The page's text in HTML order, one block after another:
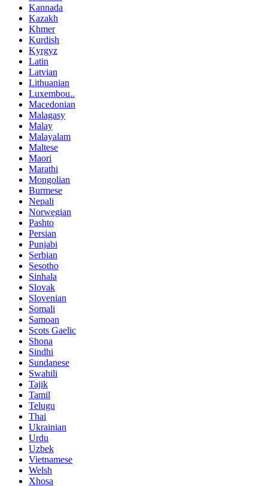
Kannada
Kazakh
Khmer
Kurdish
Kyrgyz
Latin
Latvian
Lithuanian
Luxembou..
Macedonian
Malagasy
Malay
Malayalam
Maltese
Maori
Marathi
Mongolian
Burmese
Nepali
Norwegian
Pashto
Persian
Punjabi
Serbian
Sesotho
Sinhala
Slovak
Slovenian
Somali
Samoan
Scots Gaelic
Shona
Sindhi
Sundanese
Swahili
Tajik
Tamil
Telugu
Thai
Ukrainian
Urdu
Uzbek
Vietnamese
Welsh
Xhosa